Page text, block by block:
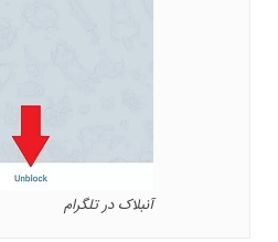
آنبلاک در تلگرام